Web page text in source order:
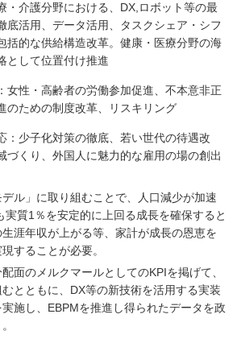
・介護分野における、DX,ロボット等の最
底活用、データ活用、タスクシェア・シフ
括的な供給構造改革。健康・医療分野の海
として位置付け推進
女性・高齢者の労働参加促進、不本意非正
のための制度改革、リスキリング
：少子化対策の徹底、若い世代の待遇改
づくり、外国人に魅力的な雇用の場の創出
ル」に取り組むことで、人口減少が加速
実質1％を安定的に上回る成長を確保すると
涯年収が上がる等、家計が成長の恩恵を
することが必要。
面のメルクマールとしてのKPIを掲げて、
とともに、DX等の新技術を活用する実装
施し、EBPMを推進し得られたデータを政